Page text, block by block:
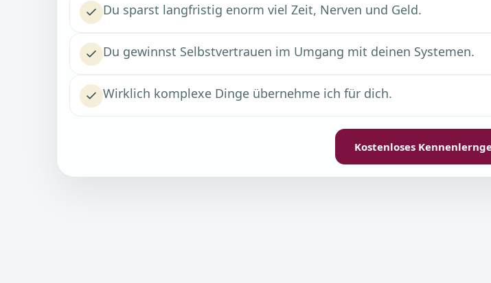
Du sparst langfristig enorm viel Zeit, Nerven und Geld.
Du gewinnst Selbstvertrauen im Umgang mit deinen Systemen.
Wirklich komplexe Dinge übernehme ich für dich.
Kostenloses